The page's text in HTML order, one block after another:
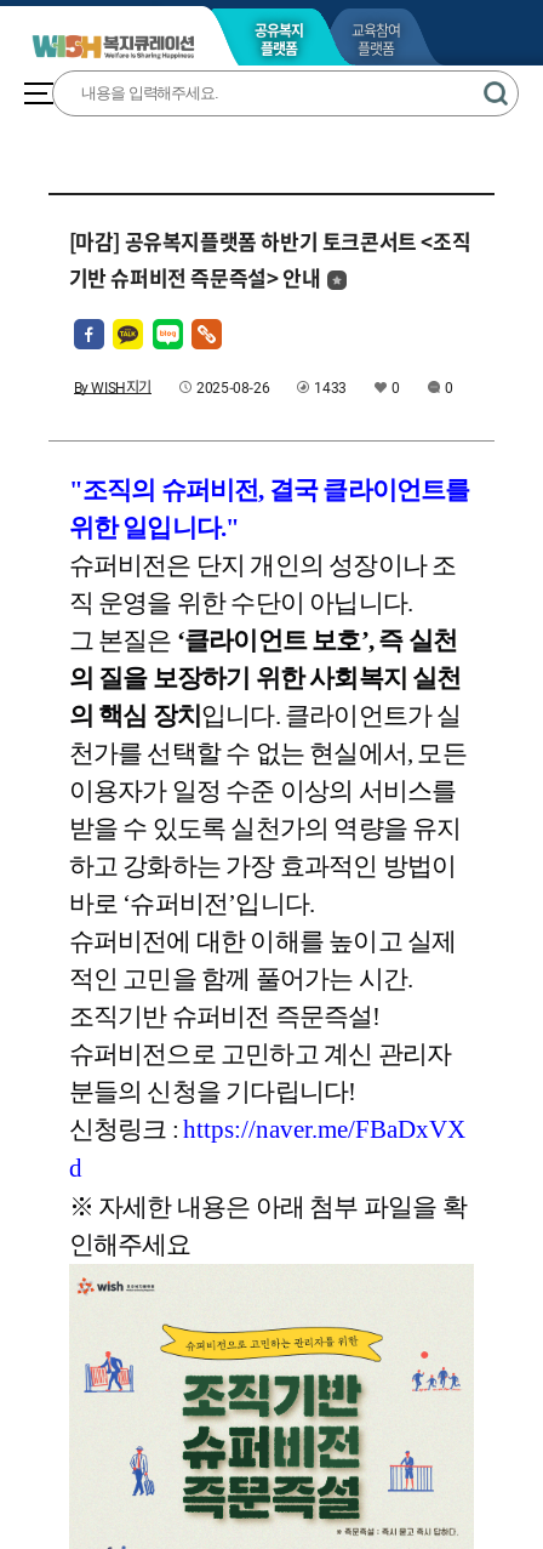
공유복지
플랫폼
교육참여
플랫폼
[마감] 공유복지플랫폼 하반기 토크콘서트 <조직
기반 슈퍼비전 즉문즉설> 안내
By WISH지기 2025-08-26 1433 0 0
"조직의 슈퍼비전, 결국 클라이언트를
위한 일입니다."
슈퍼비전은 단지 개인의 성장이나 조
직 운영을 위한 수단이 아닙니다.
그 본질은 ‘클라이언트 보호’, 즉 실천
의 질을 보장하기 위한 사회복지 실천
의 핵심 장치 입니다.클라이언트가 실
천가를 선택할 수 없는 현실에서, 모든
이용자가 일정 수준 이상의 서비스를
받을 수 있도록 실천가의 역량을 유지
하고 강화하는 가장 효과적인 방법이
바로 ‘슈퍼비전’입니다.
슈퍼비전에 대한 이해를 높이고 실제
적인 고민을 함께 풀어가는 시간.
조직기반 슈퍼비전 즉문즉설!
슈퍼비전으로 고민하고 계신 관리자
분들의 신청을 기다립니다!
신청링크 : https://naver.me/FBaDxVX
d
※ 자세한 내용은 아래 첨부 파일을 확
인해주세요